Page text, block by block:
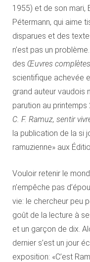
1955) et de son mari,
Pétermann, qui aime
disparues et des
n’est pas un
des Œuvres complètes
scientifique achevée
grand auteur vaudois
parution au printemps
C. F. Ramuz, sentir
la publication de la si
ramuzienne» aux
Vouloir retenir le
n’empêche pas
vie: le chercheur peu
goût de la lecture à
et un garçon de dix.
dernier s’est un jour
exposition: «C’est